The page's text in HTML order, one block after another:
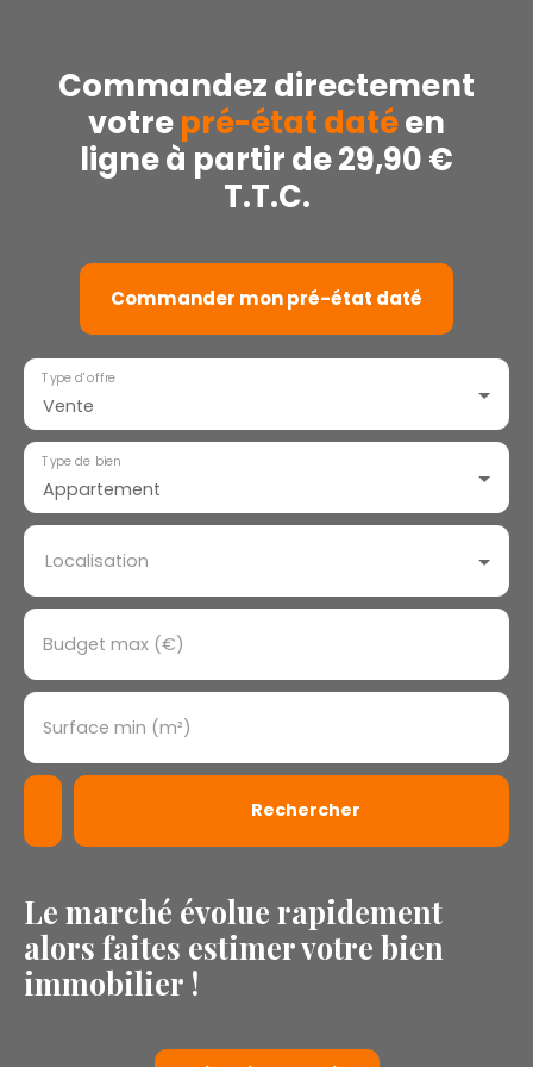
Commandez directement
votrepré-état datéen
ligne à partir de 29,90 €
T.T.C.
Commander mon pré-état daté
Vente
Type d'offre
Appartement
Type de bien
Localisation
Budget max (€)
Surface min (m²)
Rechercher
Le marché évolue rapidement
alors faites estimer votre bien
immobilier !